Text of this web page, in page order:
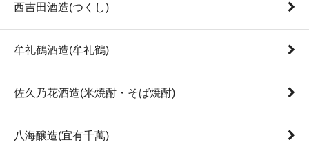
西吉田酒造(つくし)
牟礼鶴酒造(牟礼鶴)
佐久乃花酒造(米焼酎・そば焼酎)
八海醸造(宜有千萬)